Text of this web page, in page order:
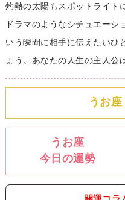
灼熱の太陽もスポットライト
ドラマのようなシチュエーシ
いう瞬間に相手に伝えたいひ
ょう。あなたの人生の主人公
うお
うお座
今日の運勢